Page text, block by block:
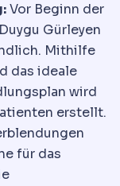
Vor Beginn der
Gürleyen
Mithilfe
das ideale
wird
erstellt.
für das